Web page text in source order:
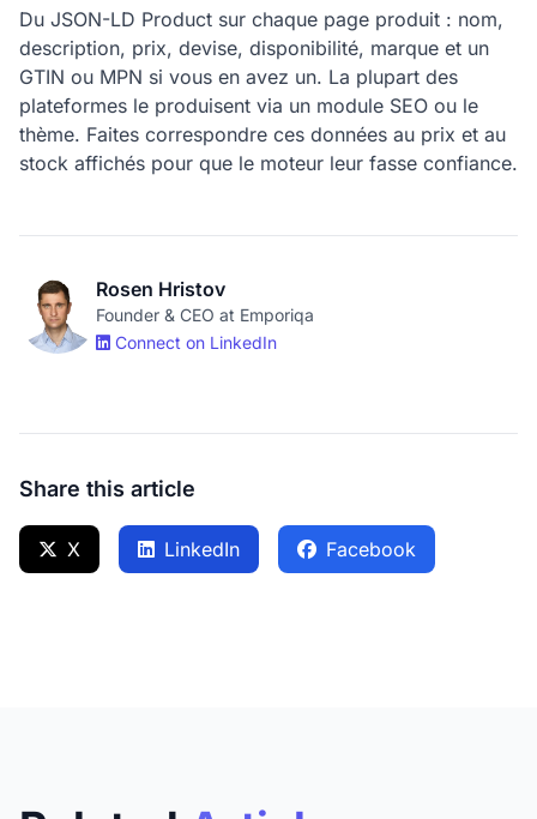
Du JSON-LD Product sur chaque page produit : nom,
description, prix, devise, disponibilité, marque et un
GTIN ou MPN si vous en avez un. La plupart des
plateformes le produisent via un module SEO ou le
thème. Faites correspondre ces données au prix et au
stock affichés pour que le moteur leur fasse confiance.
Rosen Hristov
Founder & CEO at Emporiqa
Connect on LinkedIn
Share this article
X LinkedIn Facebook